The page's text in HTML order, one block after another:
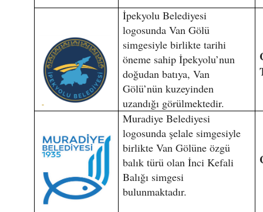
İpekyolu Belediyesi
logosunda Van Gölü
simgesiyle birlikte tarihi
öneme sahip İpekyolu’nun
doğudan batıya, Van
Gölü’nün kuzeyinden
uzandığı görülmektedir.
Muradiye Belediyesi
logosunda şelale simgesiyle
birlikte Van Gölüne özgü
balık türü olan İnci Kefali
Balığı simgesi
bulunmaktadır.